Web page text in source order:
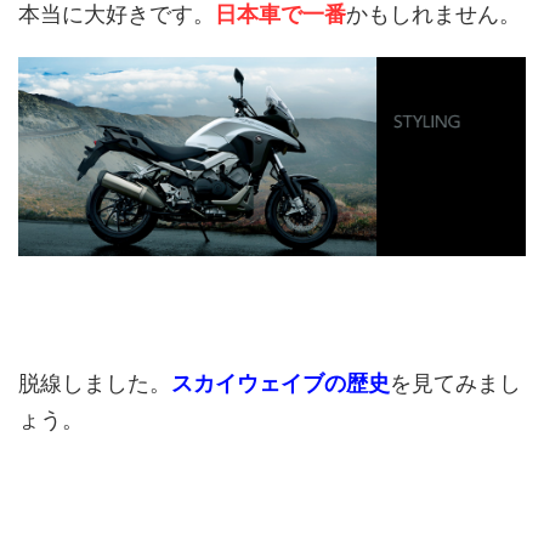
本当に大好きです。
日本車で一番かもしれません。
脱線しました。 スカイウェイブの歴史を見てみまし
ょう。